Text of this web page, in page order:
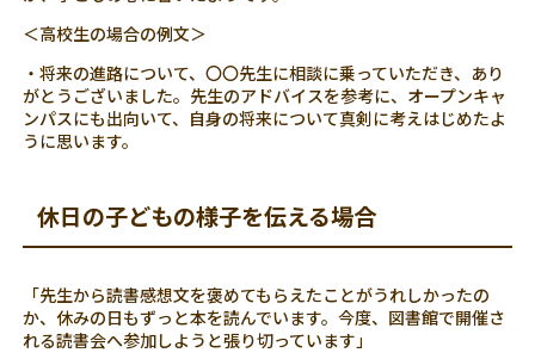
＜高校生の場合の例文＞
・将来の進路について、〇〇先生に相談に乗っていただき、あり
がとうございました。先生のアドバイスを参考に、オープンキャ
ンパスにも出向いて、自身の将来について真剣に考えはじめたよ
うに思います。
休日の子どもの様子を伝える場合
「先生から読書感想文を褒めてもらえたことがうれしかったの
か、休みの日もずっと本を読んでいます。今度、図書館で開催さ
れる読書会へ参加しようと張り切っています」